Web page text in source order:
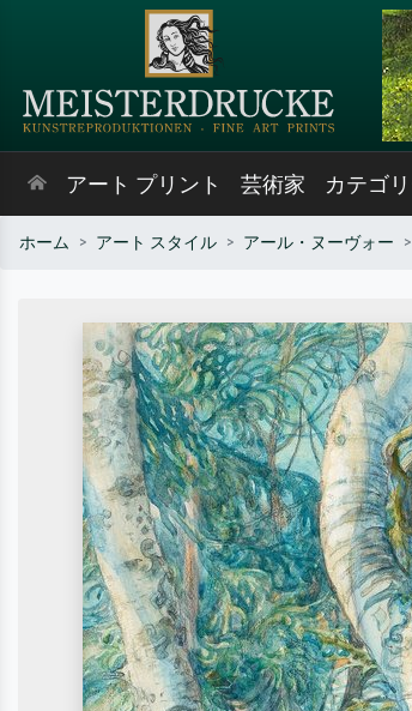
アート プリント 芸術家 カテゴ
ホーム アート スタイル アール・ヌーヴォー